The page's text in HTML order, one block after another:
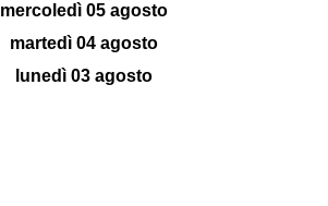
mercoledì 05 agosto
martedì 04 agosto
lunedì 03 agosto